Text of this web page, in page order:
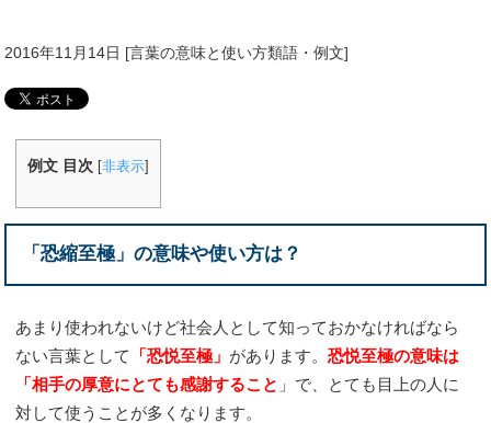
2016年11月14日 [言葉の意味と使い方類語・例文]
例文 目次 [非表示]
「恐縮至極」の意味や使い方は？
あまり使われないけど社会人として知っておかなければなら
ない言葉として
「恐悦至極」 があります。恐悦至極の意味は
「相手の厚意にとても感謝すること 」で、とても目上の人に
対して使うことが多くなります。